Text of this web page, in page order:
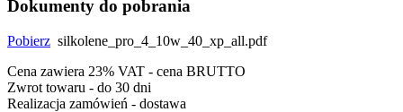
Dokumenty do pobrania
Pobierz silkolene_pro_4_10w_40_xp_all.pdf
Cena zawiera 23% VAT - cena BRUTTO
Zwrot towaru - do 30 dni
Realizacja zamówień - dostawa